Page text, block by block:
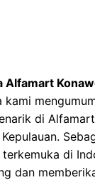
Alfamart
kami
di
di
dan